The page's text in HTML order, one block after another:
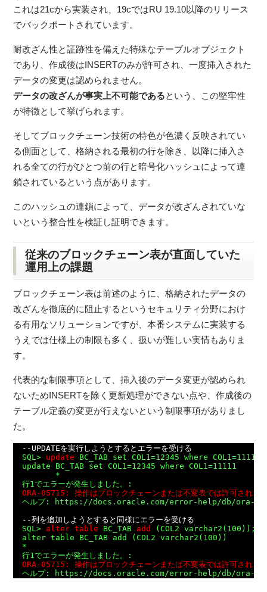
これは21cから実装され、19cではRU 19.10以降のリリース
でバックポートされています。
耐改ざん性と証跡性を備えた特殊なテーブルオブジェクト
であり、作成後はINSERTのみが許可され、一度挿入された
データの変更は認められません。
データの改ざんが事実上不可能であるという、この堅牢性
が特徴として挙げられます。
そしてブロックチェーン技術の特色が色濃く反映されてい
る側面として、格納される最初の行を除き、以降に挿入さ
れる全ての行がひとつ前の行と暗号化ハッシュによって連
鎖されているという点があります。
このハッシュの連鎖によって、データが改ざんされていな
いという整合性を検証し証明できます。
従来のブロックチェーン表が直面していた
運用上の課題
ブロックチェーン表は前述のように、格納されたデータの
改ざんを徹底的に阻止するというセキュリティ分野におけ
る有用なソリューションですが、本番システムに実装する
うえでは仕様上の制限も多く、扱いが難しい実情もありま
す。
代表的な制限事項として、挿入後のデータ変更が認められ
ないためINSERTを除く更新処理ができない点や、作成後の
テーブル定義の変更が行えないという制限事項がありまし
た。
--UPDATEを実行しようとするとエラーを受ける
SQL> update BC_TAB set COL1=12345 where COL1=11111;
update BC_TAB set COL1=12345 where COL1=11111
       *
ORA-05715: 操作はブロックチェーンまたは不変表では許可されて
ヘルプ: https://docs.oracle.com/error-help/db/ora-
--列を追加しようとすると同様にエラーを受ける
SQL> alter table BC_TAB add
(COL2 varchar2(100));
alter table BC_TAB add (COL2 varchar2(100))
*
ORA-05715: 操作はブロックチェーンまたは不変表では許可されて